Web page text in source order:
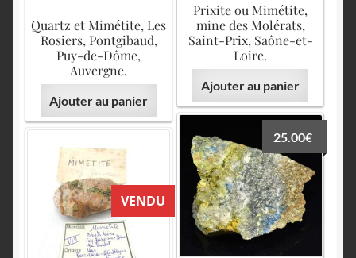
Prixite ou Mimétite,
mine des Molérats,
Saint-Prix, Saône-et-
Loire.
Ajouter au panier
Quartz et Mimétite, Les
Rosiers, Pontgibaud,
Puy-de-Dôme,
Auvergne.
Ajouter au panier
25.00€
VENDU